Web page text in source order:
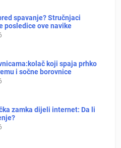
spavanje? Stručnjaci
posledice ove navike
koji spaja prhko
i sočne borovnice
zamka dijeli internet: Da li